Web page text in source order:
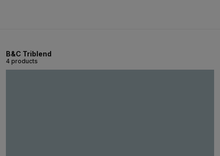
B&C Triblend
4 products